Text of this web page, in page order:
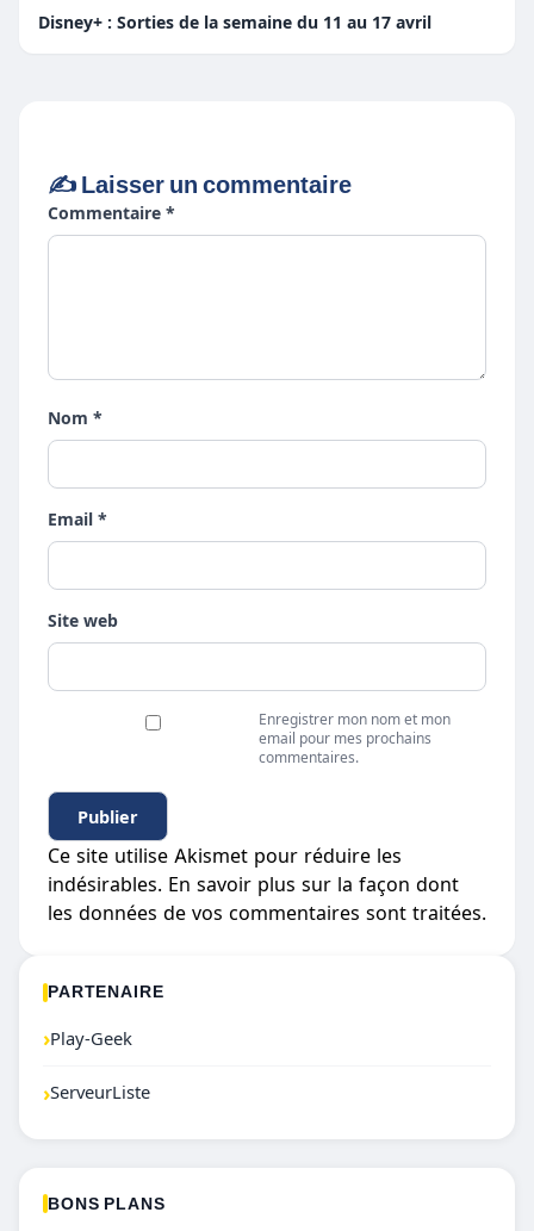
Disney+ : Sorties de la semaine du 11 au 17 avril
✍️ Laisser un commentaire
Commentaire *
Nom *
Email *
Site web
Enregistrer mon nom et mon
email pour mes prochains
commentaires.
Ce site utilise Akismet pour réduire les
indésirables. En savoir plus sur la façon dont
les données de vos commentaires sont traitées.
PARTENAIRE
›Play-Geek
›ServeurListe
BONS PLANS